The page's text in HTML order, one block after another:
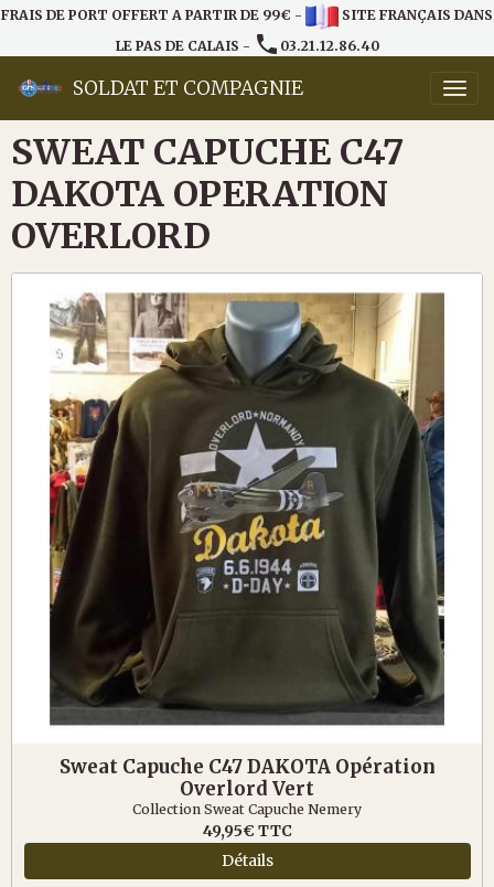
FRAIS DE PORT OFFERT A PARTIR DE 99€ -
SITE FRANÇAIS DANS
LE PAS DE CALAIS -
03.21.12.86.40
SOLDAT ET COMPAGNIE
SWEAT CAPUCHE C47
DAKOTA OPERATION
OVERLORD
Sweat Capuche C47 DAKOTA Opération
Overlord Vert
Collection Sweat Capuche Nemery
49,95€ TTC
Détails